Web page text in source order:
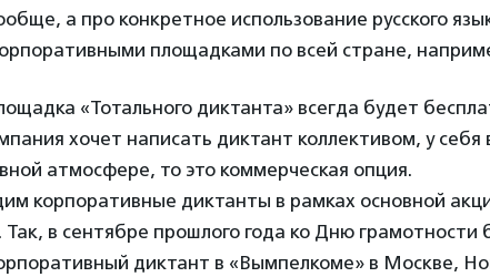
а про конкретное использование русского
площадками по всей стране,
«Тотального диктанта» всегда будет
хочет написать диктант коллективом, у себя
атмосфере, то это коммерческая опция.
корпоративные диктанты в рамках основной
Так, в сентябре прошлого года ко Дню грамотности
диктант в «Вымпелкоме» в Москве,